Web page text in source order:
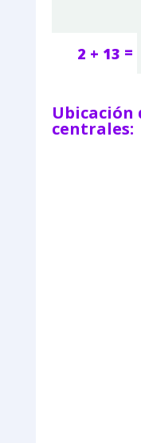
2 + 13 =
Ubicación
centrales: